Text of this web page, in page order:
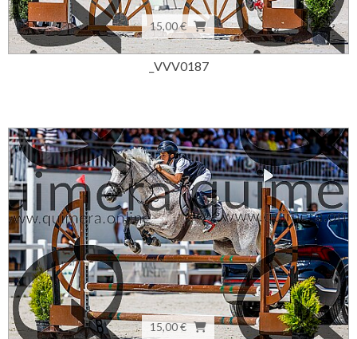
15,00 €
_VVV0187
15,00 €